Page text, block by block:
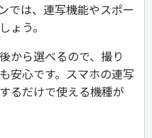
では、連写機能やスポー
ょう。
から選べるので、撮り
安心です。スマホの連写
るだけで使える機種が